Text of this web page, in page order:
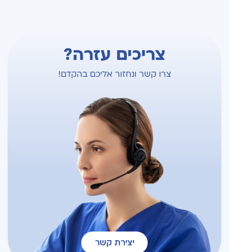
צריכים עזרה?
צרו קשר ונחזור אליכם בהקדם!
יצירת קשר